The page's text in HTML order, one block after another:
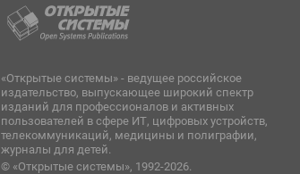
«Открытые системы» - ведущее российское
издательство, выпускающее широкий спектр
изданий для профессионалов и активных
пользователей в сфере ИТ, цифровых устройств,
телекоммуникаций, медицины и полиграфии,
журналы для детей.
© «Открытые системы», 1992-2026.